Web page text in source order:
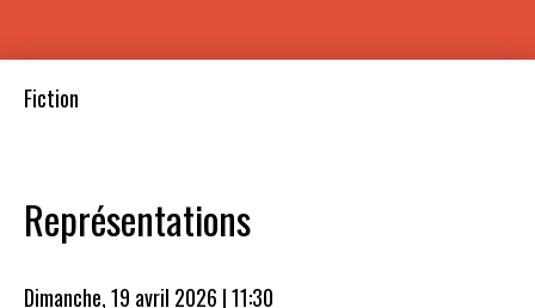
Fiction
Représentations
Dimanche, 19 avril 2026 | 11:30